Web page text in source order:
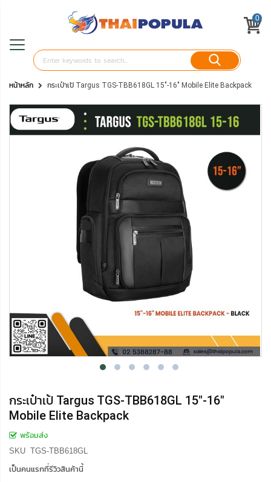
0
หน้าหลัก กระเป๋าเป้ Targus TGS-TBB618GL 15"-16" Mobile Elite Backpack
กระเป๋าเป้ Targus TGS-TBB618GL 15"-16"
Mobile Elite Backpack
พร้อมส่ง
SKU TGS-TBB618GL
เป็นคนแรกที่รีวิวสินค้านี้